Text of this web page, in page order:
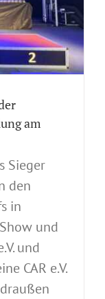
am
Sieger
den
in
und
und
CAR e.V.